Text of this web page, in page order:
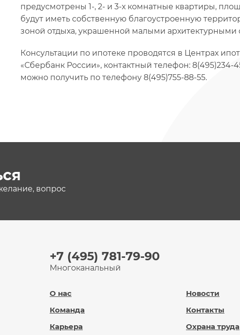
предусмотрены 1-, 2- и 3-х комнатные квартиры,
будут иметь собственную благоустроенную
зоной отдыха, украшенной малыми
Консультации по ипотеке проводятся в Центрах
«Сбербанк России», контактный телефон: 8(495)234-
можно получить по телефону 8(495)755-88-55.
вопрос
+7 (495) 781-79-90
Многоканальный
О нас
Команда
Карьера
Новости
Контакты
Охрана труда